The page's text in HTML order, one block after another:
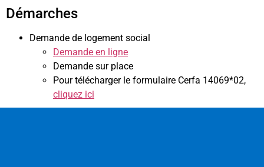
Démarches
Demande de logement social
Demande en ligne
Demande sur place
Pour télécharger le formulaire Cerfa 14069*02,
cliquez ici